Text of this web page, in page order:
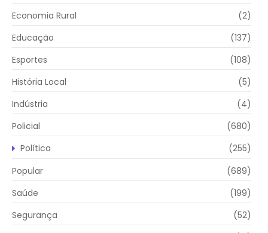
Economia Rural
(2)
Educação
(137)
Esportes
(108)
História Local
(5)
Indústria
(4)
Policial
(680)
Política
(255)
Popular
(689)
Saúde
(199)
Segurança
(52)